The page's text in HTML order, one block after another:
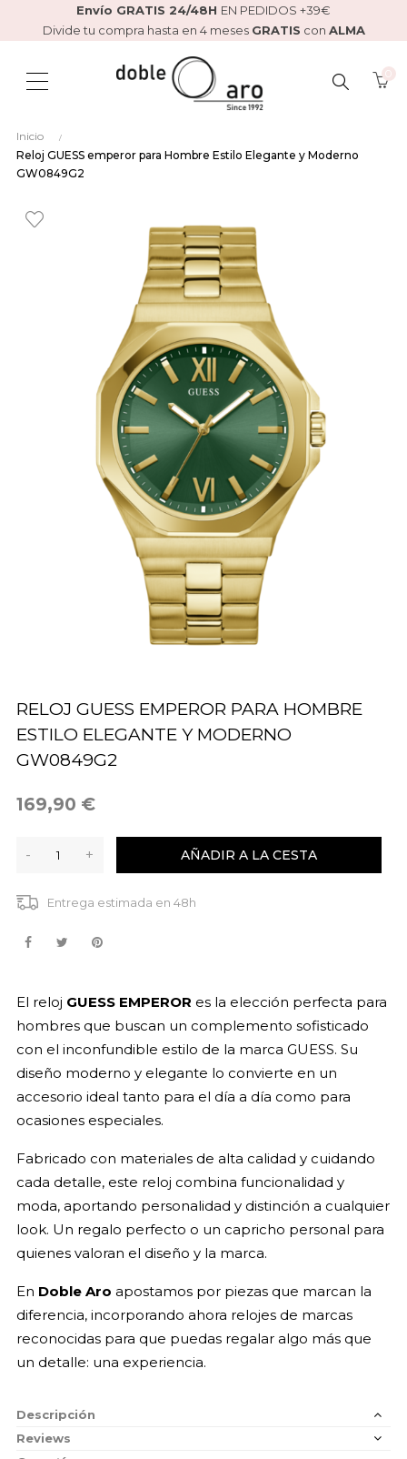
Envío GRATIS 24/48H EN PEDIDOS +39€
Divide tu compra hasta en 4 meses GRATIS con ALMA
BUSCAR
AQUÍ...
Inicio
Reloj GUESS emperor para Hombre Estilo Elegante y Moderno
GW0849G2
RELOJ GUESS EMPEROR PARA HOMBRE
ESTILO ELEGANTE Y MODERNO
GW0849G2
169,90 €
- + AÑADIR A LA CESTA
Entrega estimada en 48h
El reloj GUESS EMPEROR es la elección perfecta para
hombres que buscan un complemento sofisticado
con el inconfundible estilo de la marca GUESS. Su
diseño moderno y elegante lo convierte en un
accesorio ideal tanto para el día a día como para
ocasiones especiales.
Fabricado con materiales de alta calidad y cuidando
cada detalle, este reloj combina funcionalidad y
moda, aportando personalidad y distinción a cualquier
look. Un regalo perfecto o un capricho personal para
quienes valoran el diseño y la marca.
En Doble Aro apostamos por piezas que marcan la
diferencia, incorporando ahora relojes de marcas
reconocidas para que puedas regalar algo más que
un detalle: una experiencia.
Descripción
Reviews